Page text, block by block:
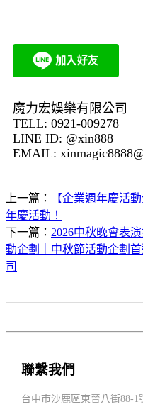
魔力宏娛樂有限公司
TELL: 0921-009278
LINE ID: @xin888
EMAIL:
上一篇：
【企業週年慶活
年慶活動！
下一篇： 2026中秋晚會表
動企劃｜中秋節活動企劃
司
聯繫我們
台中市沙鹿區東晉八街88-1